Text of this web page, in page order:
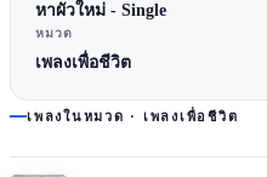
หาผัวใหม่ - Single
หมวด
เพลงเพื่อชีวิต
เพลงในหมวด · เพลงเพื่อชีวิต